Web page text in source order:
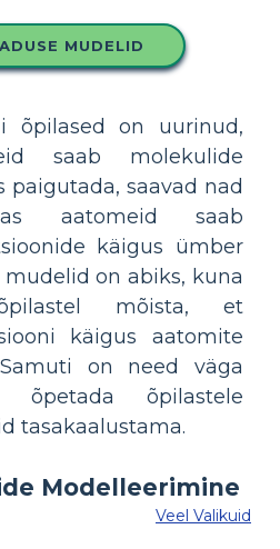
MUDELID
õpilased on uurinud,
saab molekulide
paigutada, saavad nad
aatomeid saab
käigus ümber
on abiks, kuna
mõista, et
käigus aatomite
on need väga
õpetada õpilastele
tasakaalustama.
Veel Valikuid